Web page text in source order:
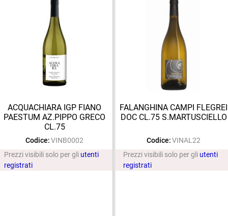
ACQUACHIARA IGP FIANO
PAESTUM AZ.PIPPO GRECO
CL.75
Codice: VINB0002
Prezzi visibili solo per gli utenti
registrati
FALANGHINA CAMPI FLEGREI
DOC CL.75 S.MARTUSCIELLO
Codice: VINAL22
Prezzi visibili solo per gli utenti
registrati